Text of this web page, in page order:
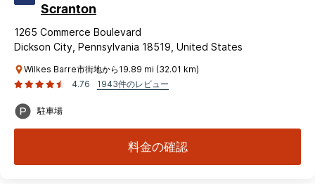
Scranton
1265 Commerce Boulevard
Dickson City, Pennsylvania 18519, United States
Wilkes Barre市街地から19.89 mi (32.01 km)
4.76
1943件のレビュー
駐車場
料金の確認